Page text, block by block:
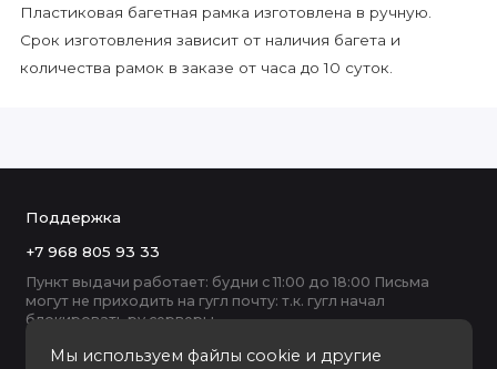
Пластиковая багетная рамка изготовлена в ручную.
Срок изготовления зависит от наличия багета и
количества рамок в заказе от часа до 10 суток.
Мы используем файлы cookie и другие
Поддержка
+7 968 805 93 33
Пункт выдачи работает: будни с 11:00 до 18:00 Письма
могут не приходить на гугл почту: т.к. гугл начал
блокировать ру серверы